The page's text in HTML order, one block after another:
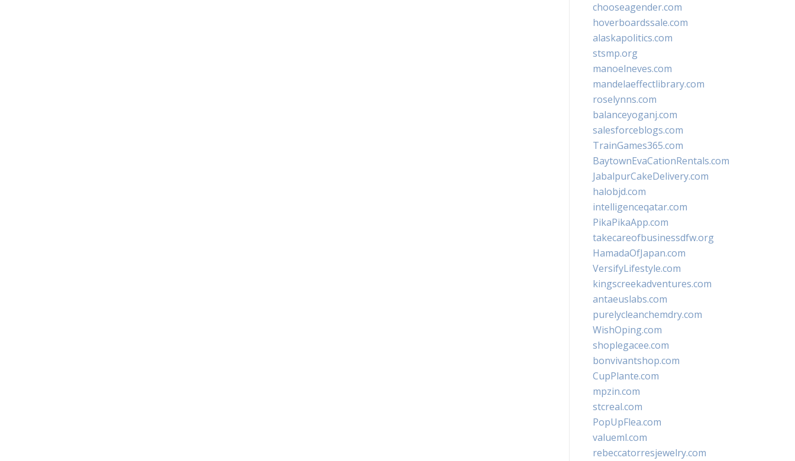
chooseagender.com
hoverboardssale.com
alaskapolitics.com
stsmp.org
manoelneves.com
mandelaeffectlibrary.com
roselynns.com
balanceyoganj.com
salesforceblogs.com
TrainGames365.com
BaytownEvaCationRentals.com
JabalpurCakeDelivery.com
halobjd.com
intelligenceqatar.com
PikaPikaApp.com
takecareofbusinessdfw.org
HamadaOfJapan.com
VersifyLifestyle.com
kingscreekadventures.com
antaeuslabs.com
purelycleanchemdry.com
WishOping.com
shoplegacee.com
bonvivantshop.com
CupPlante.com
mpzin.com
stcreal.com
PopUpFlea.com
valueml.com
rebeccatorresjewelry.com